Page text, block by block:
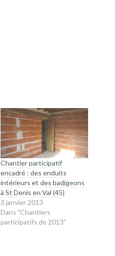
Chantier participatif
encadré : des enduits
intérieurs et des badigeons
à St Denis en Val (45)
3 janvier 2013
Dans "Chantiers
participatifs de 2013"